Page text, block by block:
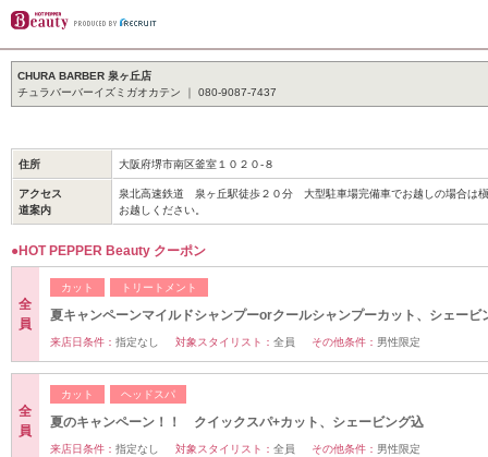
CHURA BARBER 泉ヶ丘店
チュラバーバーイズミガオカテン ｜ 080-9087-7437
住所 大阪府堺市南区釜室１０２０-８
アクセス
道案内
泉北高速鉄道 泉ヶ丘駅徒歩２０分 大型駐車場完備車でお越しの場合は
お越しください。
●HOT PEPPER Beauty クーポン
全
員
カット トリートメント
夏キャンペーンマイルドシャンプーorクールシャンプーカット、シェービ
来店日条件： 指定なし 対象スタイリスト： 全員 その他条件： 男性限定
全
員
カット ヘッドスパ
夏のキャンペーン！！ クイックスパ+カット、シェービング込
来店日条件： 指定なし 対象スタイリスト： 全員 その他条件： 男性限定